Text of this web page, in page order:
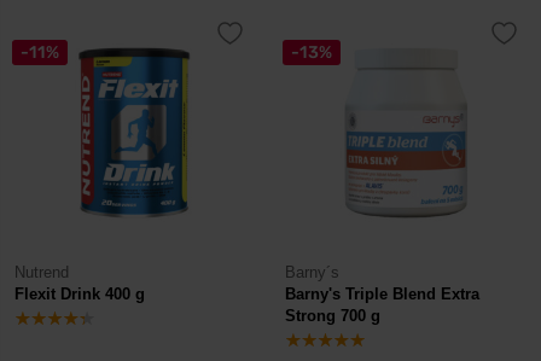
-11%
Nutrend
Flexit Drink 400 g
-13%
Barny´s
Barny's Triple Blend Extra
Strong 700 g